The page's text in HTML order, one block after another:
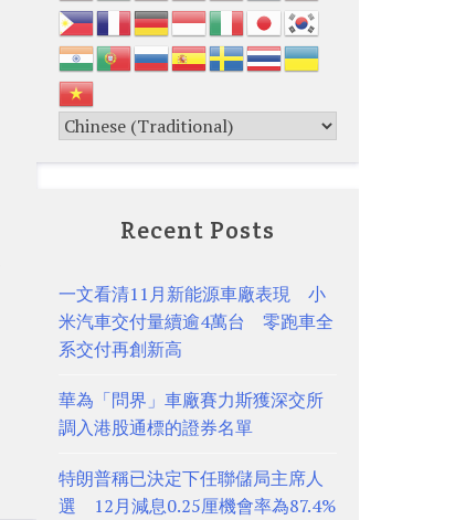
Recent Posts
一文看清11月新能源車廠表現 小
米汽車交付量續逾4萬台 零跑車全
系交付再創新高
華為「問界」車廠賽力斯獲深交所
調入港股通標的證券名單
特朗普稱已決定下任聯儲局主席人
選 12月減息0.25厘機會率為87.4%